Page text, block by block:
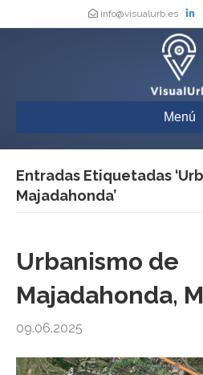
info@visualurb.es
Menú
Entradas Etiquetadas
Majadahonda’
Urbanismo de
Majadahonda,
09.06.2025